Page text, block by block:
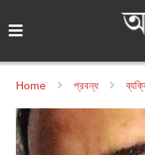
Home প্রবন্ধ